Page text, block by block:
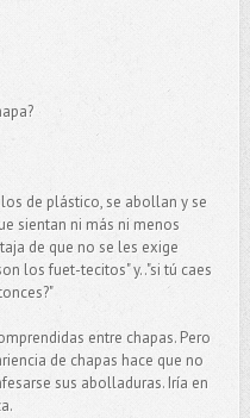
de plástico, se abollan y se
sientan ni más ni menos
de que no se les exige
los fuet-tecitos" y.."si tú caes
entre chapas. Pero
de chapas hace que no
sus abolladuras. Iría en